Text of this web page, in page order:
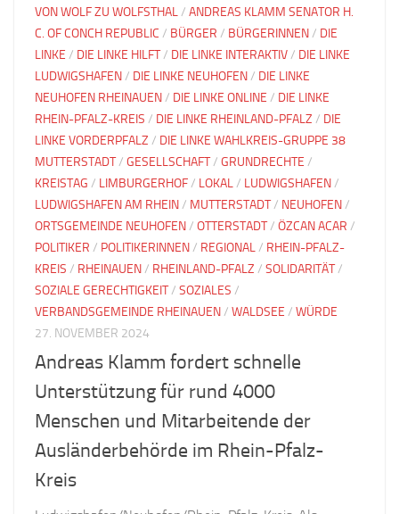
VON WOLF ZU WOLFSTHAL/ ANDREAS KLAMM SENATOR H.
C. OF CONCH REPUBLIC / BÜRGER / BÜRGERINNEN/ DIE
LINKE / DIE LINKE HILFT/ DIE LINKE INTERAKTIV/ DIE LINKE
LUDWIGSHAFEN/ DIE LINKE NEUHOFEN/ DIE LINKE
NEUHOFEN RHEINAUEN/ DIE LINKE ONLINE / DIE LINKE
RHEIN-PFALZ-KREIS / DIE LINKE RHEINLAND-PFALZ / DIE
LINKE VORDERPFALZ / DIE LINKE WAHLKREIS-GRUPPE 38
MUTTERSTADT/ GESELLSCHAFT/ GRUNDRECHTE /
KREISTAG / LIMBURGERHOF/ LOKAL/ LUDWIGSHAFEN/
LUDWIGSHAFEN AM RHEIN/ MUTTERSTADT/ NEUHOFEN/
ORTSGEMEINDE NEUHOFEN/ OTTERSTADT/ ÖZCAN ACAR /
POLITIKER / POLITIKERINNEN/ REGIONAL/ RHEIN-PFALZ-
KREIS / RHEINAUEN/ RHEINLAND-PFALZ / SOLIDARITÄT/
SOZIALE GERECHTIGKEIT/ SOZIALES /
VERBANDSGEMEINDE RHEINAUEN/ WALDSEE / WÜRDE
27. NOVEMBER 2024
Andreas Klamm fordert schnelle
Unterstützung für rund 4000
Menschen und Mitarbeitende der
Ausländerbehörde im Rhein-Pfalz-
Kreis